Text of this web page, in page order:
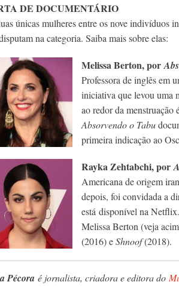
DE DOCUMENTÁRIO
únicas mulheres entre os nove indivíduos
na categoria. Saiba mais sobre elas:
Melissa Berton, por
Professora de inglês em
iniciativa que levou uma
ao redor da menstruação
Absorvendo o Tabu
primeira indicação ao
Rayka Zehtabchi, por
Americana de origem
depois, foi convidada a
está disponível na
Melissa Berton (veja
(2016) eShnoof(2018).
Pécora é jornalista, criadora e editora do